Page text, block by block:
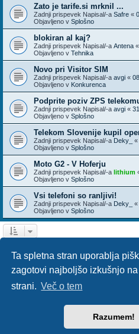
Ta spletna stran uporablja
zagotovi najboljšo izkušnjo
strani. Več o tem
Razumem!
Zato je tarife.si mrknil ...
Zadnji prispevek Napisal/-a Safre «
Objavljeno v Splošno
blokiran al kaj?
Zadnji prispevek Napisal/-a Antena «
Objavljeno v Tehnika
Novo pri Visitor SIM
Zadnji prispevek Napisal/-a avgi «
Objavljeno v Konkurenca
Podprite poziv ZPS
Zadnji prispevek Napisal/-a avgi «
Objavljeno v Splošno
Telekom Slovenije kupil
Zadnji prispevek Napisal/-a Deky_ «
Objavljeno v Splošno
Moto G2 - V Hoferju
Zadnji prispevek Napisal/-a lithium
Objavljeno v Splošno
Vsi telefoni so ranljivi!
Zadnji prispevek Napisal/-a Deky_ «
Objavljeno v Splošno
Forum070 je neuradni forum uporabnikov
nimamo nobene povezave s
Za vse objavljene prispevke